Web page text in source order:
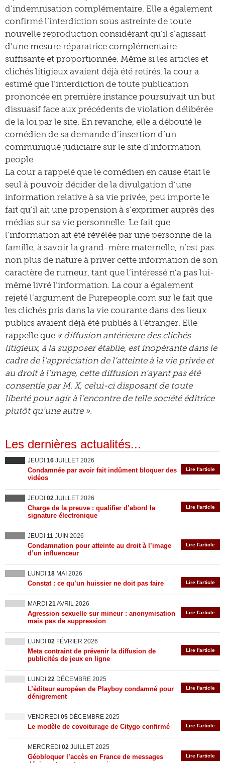
d’indemnisation complémentaire. Elle a également
confirmé l’interdiction sous astreinte de toute
nouvelle reproduction considérant qu’il s’agissait
d’une mesure réparatrice complémentaire
suffisante et proportionnée. Même si les articles et
clichés litigieux avaient déjà été retirés, la cour a
estimé que l’interdiction de toute publication
prononcée en première instance poursuivait un but
dissuasif face aux précédents de violation délibérée
de la loi par le site. En revanche, elle a débouté le
comédien de sa demande d’insertion d’un
communiqué judiciaire sur le site d’information
people
La cour a rappelé que le comédien en cause était le
seul à pouvoir décider de la divulgation d’une
information relative à sa vie privée, peu importe le
fait qu’il ait une propension à s’exprimer auprès des
médias sur sa vie personnelle. Le fait que
l’information ait été révélée par une personne de la
famille, à savoir la grand-mère maternelle, n’est pas
non plus de nature à priver cette information de son
caractère de rumeur, tant que l’intéressé n’a pas lui-
même livré l’information. La cour a également
rejeté l’argument de Purepeople.com sur le fait que
les clichés pris dans la vie courante dans des lieux
publics avaient déjà été publiés à l’étranger. Elle
rappelle que « diffusion antérieure des clichés
litigieux, à la supposer établie, est inopérante dans le
cadre de l’appréciation de l’atteinte à la vie privée et
au droit à l’image, cette diffusion n’ayant pas été
consentie par M. X, celui-ci disposant de toute
liberté pour agir à l’encontre de telle société éditrice
plutôt qu’une autre ».
Les dernières actualités...
JEUDI 16 JUILLET 2026
Lire l'article
Condamnée par avoir fait indûment bloquer des
vidéos
JEUDI 02 JUILLET 2026
Lire l'article
Charge de la preuve : qualifier d’abord la
signature électronique
JEUDI 11 JUIN 2026
Lire l'article
Condamnation pour atteinte au droit à l’image
d’un influenceur
LUNDI 18 MAI 2026
Lire l'article
Constat : ce qu’un huissier ne doit pas faire
MARDI 21AVRIL 2026
Lire l'article
Agression sexuelle sur mineur : anonymisation
mais pas de suppression
LUNDI 02 FÉVRIER 2026
Lire l'article
Meta contraint de prévenir la diffusion de
publicités de jeux en ligne
LUNDI 22 DÉCEMBRE 2025
Lire l'article
L’éditeur européen de Playboy condamné pour
dénigrement
VENDREDI 05 DÉCEMBRE 2025
Lire l'article
Le modèle de covoiturage de Citygo confirmé
MERCREDI 02 JUILLET 2025
Lire l'article
Géobloquer l’accès en France de messages